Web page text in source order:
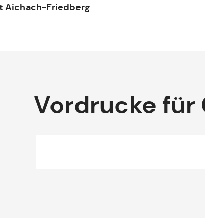
Aichach-Friedberg
Vordrucke für